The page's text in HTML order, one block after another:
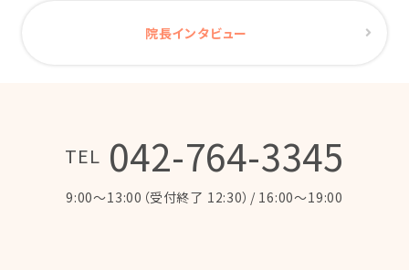
院長インタビュー
TEL 042-764-3345
9:00～13:00（受付終了 12:30）/ 16:00～19:00